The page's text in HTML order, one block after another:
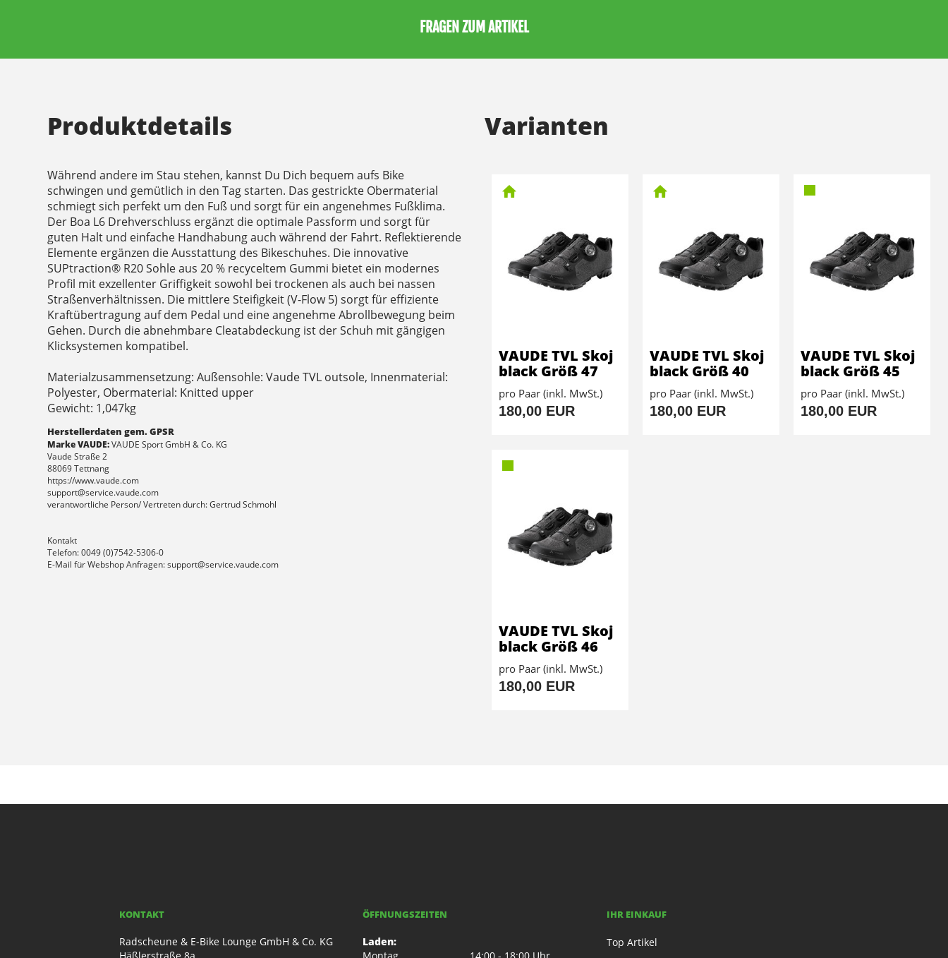
FRAGEN ZUM ARTIKEL
Produktdetails
Während andere im Stau stehen, kannst Du Dich bequem aufs Bike
schwingen und gemütlich in den Tag starten. Das gestrickte Obermaterial
schmiegt sich perfekt um den Fuß und sorgt für ein angenehmes Fußklima.
Der Boa L6 Drehverschluss ergänzt die optimale Passform und sorgt für
guten Halt und einfache Handhabung auch während der Fahrt. Reflektierende
Elemente ergänzen die Ausstattung des Bikeschuhes. Die innovative
SUPtraction® R20 Sohle aus 20 % recyceltem Gummi bietet ein modernes
Profil mit exzellenter Griffigkeit sowohl bei trockenen als auch bei nassen
Straßenverhältnissen. Die mittlere Steifigkeit (V-Flow 5) sorgt für effiziente
Kraftübertragung auf dem Pedal und eine angenehme Abrollbewegung beim
Gehen. Durch die abnehmbare Cleatabdeckung ist der Schuh mit gängigen
Klicksystemen kompatibel.
Materialzusammensetzung: Außensohle: Vaude TVL outsole, Innenmaterial:
Polyester, Obermaterial: Knitted upper
Gewicht: 1,047kg
Herstellerdaten gem. GPSR
Marke VAUDE:VAUDE Sport GmbH & Co. KG
Vaude Straße 2
88069 Tettnang
https://www.vaude.com
support@service.vaude.com
verantwortliche Person/ Vertreten durch: Gertrud Schmohl
Kontakt
Telefon: 0049 (0)7542-5306-0
E-Mail für Webshop Anfragen: support@service.vaude.com
Varianten
VAUDE TVL Skoj
black Größ 47
pro Paar (inkl. MwSt.)
180,00 EUR
VAUDE TVL Skoj
black Größ 40
pro Paar (inkl. MwSt.)
180,00 EUR
VAUDE TVL Skoj
black Größ 45
pro Paar (inkl. MwSt.)
180,00 EUR
VAUDE TVL Skoj
black Größ 46
pro Paar (inkl. MwSt.)
180,00 EUR
KONTAKT
Radscheune & E-Bike Lounge GmbH & Co. KG
ÖFFNUNGSZEITEN
Laden:
IHR EINKAUF
Top Artikel